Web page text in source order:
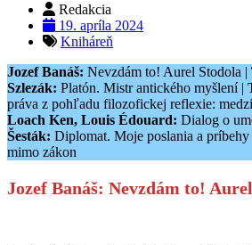
Redakcia
19. apríla 2024
Kniháreň
Jozef Banáš: Nevzdám to! Aurel Stodola |
Szlezák: Platón. Mistr antického myšlení |
práva z pohľadu filozofickej reflexie:
Loach Ken, Louis Édouard: Dialog o
Šesták: Diplomat. Moje poslania a príbehy
mimo zákon
Jozef Banáš: Nevzdám to!